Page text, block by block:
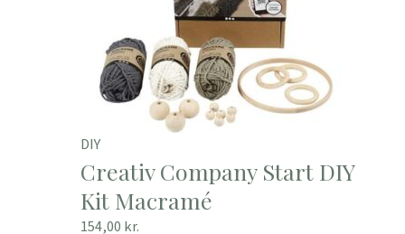
DIY
Creativ Company Start DIY
Kit Macramé
154,00 kr.